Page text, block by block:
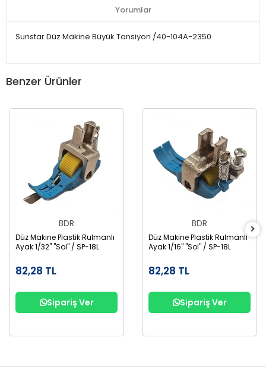
Yorumlar
Sunstar Düz Makine Büyük Tansiyon /40-104A-2350
Benzer Ürünler
BDR
Düz Makine Plastik Rulmanlı
Ayak 1/32" "Sol" / SP-18L
82,28 TL
Sipariş Ver
BDR
Düz Makine Plastik Rulmanlı
Ayak 1/16" "Sol" / SP-18L
82,28 TL
Sipariş Ver